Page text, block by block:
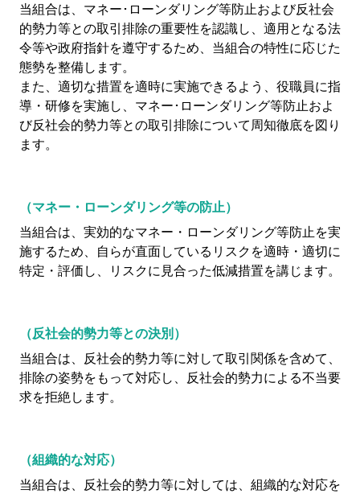
当組合は、マネー･ローンダリング等防止および反社会
的勢力等との取引排除の重要性を認識し、適用となる法
令等や政府指針を遵守するため、当組合の特性に応じた
態勢を整備します。
また、適切な措置を適時に実施できるよう、役職員に指
導・研修を実施し、マネー･ローンダリング等防止およ
び反社会的勢力等との取引排除について周知徹底を図り
ます。
（マネー・ローンダリング等の防止）
当組合は、実効的なマネー・ローンダリング等防止を実
施するため、自らが直面しているリスクを適時・適切に
特定・評価し、リスクに見合った低減措置を講じます。
（反社会的勢力等との決別）
当組合は、反社会的勢力等に対して取引関係を含めて、
排除の姿勢をもって対応し、反社会的勢力による不当要
求を拒絶します。
（組織的な対応）
当組合は、反社会的勢力等に対しては、組織的な対応を